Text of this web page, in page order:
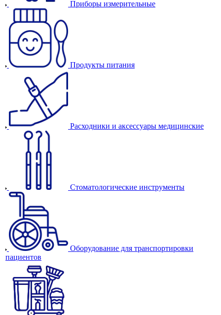
Приборы измерительные
Продукты питания
Расходники и аксессуары медицинские
Стоматологические инструменты
Оборудование для транспортировки
пациентов